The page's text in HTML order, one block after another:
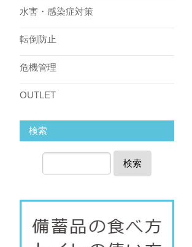
水害・感染症対策
転倒防止
危機管理
OUTLET
検索
検索